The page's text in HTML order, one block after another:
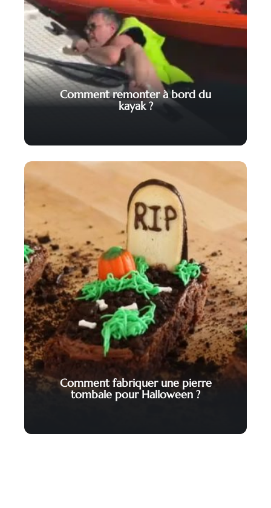
Comment remonter à bord du
kayak ?
Comment fabriquer une pierre
tombale pour Halloween ?